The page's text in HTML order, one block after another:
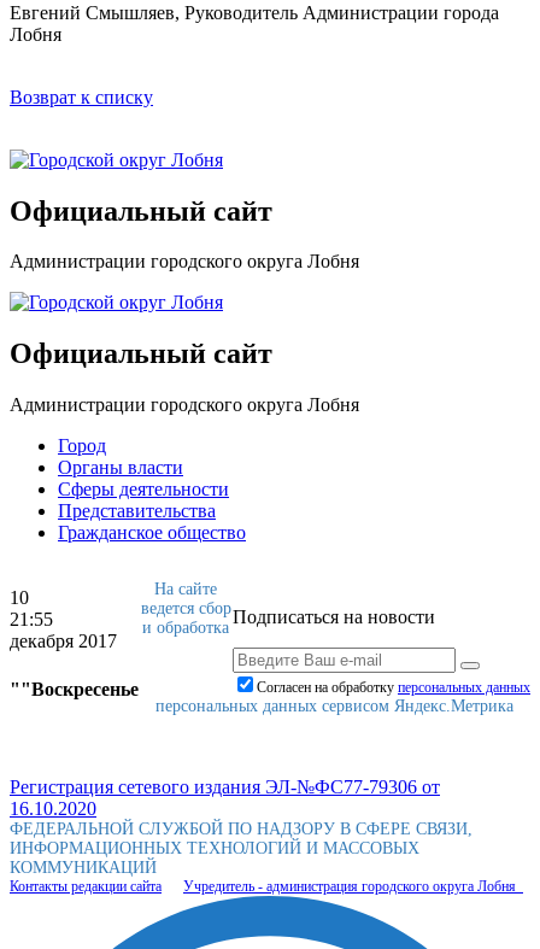
Евгений Смышляев, Руководитель Администрации города
Лобня
Возврат к списку
Официальный сайт
Администрации городского округа Лобня
Официальный сайт
Администрации городского округа Лобня
Город
Органы власти
Сферы деятельности
Представительства
Гражданское общество
10
21:55
декабря 2017
""Воскресенье
Подписаться на новости
Согласен на обработку персональныx данных
На сайте
ведется сбор
и обработка
персональных данных сервисом Яндекс.Метрика
Регистрация сетевого издания ЭЛ-№ФС77-79306 от
16.10.2020
ФЕДЕРАЛЬНОЙ СЛУЖБОЙ ПО НАДЗОРУ В СФЕРЕ СВЯЗИ,
ИНФОРМАЦИОННЫХ ТЕХНОЛОГИЙ И МАССОВЫХ
КОММУНИКАЦИЙ
Контакты редакции сайта Учредитель - администрация городского округа Лобня